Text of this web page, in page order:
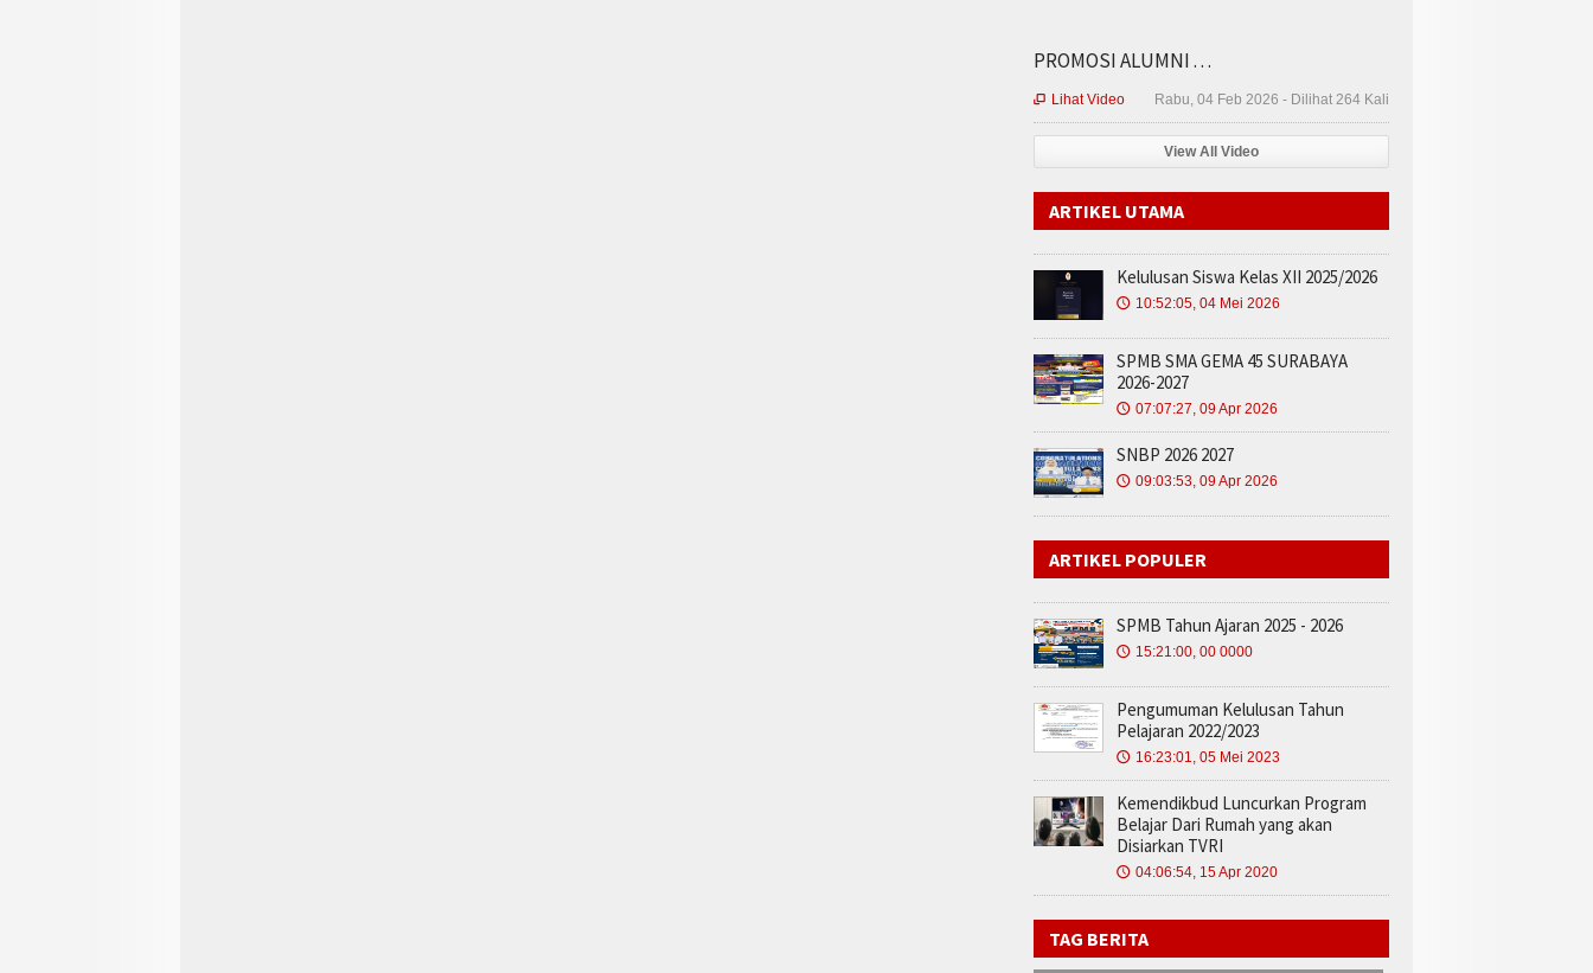
PROMOSI ALUMNI . . .
Rabu, 04 Feb 2026 - Dilihat 264 Kali
 Lihat Video
View All Video
ARTIKEL UTAMA
Kelulusan Siswa Kelas XII 2025/2026
🕔 10:52:05, 04 Mei 2026
SPMB SMA GEMA 45 SURABAYA
2026-2027
🕔 07:07:27, 09 Apr 2026
SNBP 2026 2027
🕔 09:03:53, 09 Apr 2026
ARTIKEL POPULER
SPMB Tahun Ajaran 2025 - 2026
🕔 15:21:00, 00 0000
Pengumuman Kelulusan Tahun
Pelajaran 2022/2023
🕔 16:23:01, 05 Mei 2023
Kemendikbud Luncurkan Program
Belajar Dari Rumah yang akan
Disiarkan TVRI
🕔 04:06:54, 15 Apr 2020
TAG BERITA